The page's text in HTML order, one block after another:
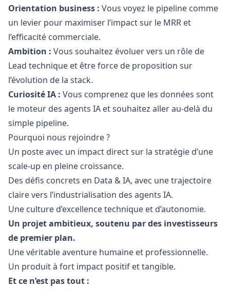
Orientation business : Vous voyez le pipeline comme
un levier pour maximiser l’impact sur le MRR et
l’efficacité commerciale.
Ambition : Vous souhaitez évoluer vers un rôle de
Lead technique et être force de proposition sur
l’évolution de la stack.
Curiosité IA : Vous comprenez que les données sont
le moteur des agents IA et souhaitez aller au-delà du
simple pipeline.
Pourquoi nous rejoindre ?
Un poste avec un impact direct sur la stratégie d’une
scale-up en pleine croissance.
Des défis concrets en Data & IA, avec une trajectoire
claire vers l’industrialisation des agents IA.
Une culture d’excellence technique et d’autonomie.
Un projet ambitieux, soutenu par des investisseurs
de premier plan.
Une véritable aventure humaine et professionnelle.
Un produit à fort impact positif et tangible.
Et ce n’est pas tout :